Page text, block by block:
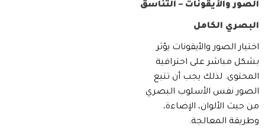
الصور والأيقونات – التناسق
البصري الكامل
اختيار الصور والأيقونات يؤثر
بشكل مباشر على احترافية
المحتوى. لذلك يجب أن تتبع
الصور نفس الأسلوب البصري
من حيث الألوان، الإضاءة،
وطريقة المعالجة.